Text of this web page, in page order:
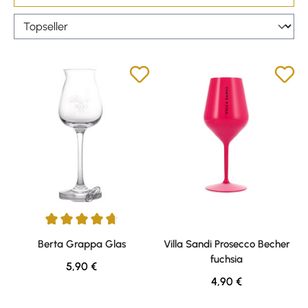
Durchschnittliche Bewertung von 4.75 von 5 Sternen
Berta Grappa Glas
Regulärer Preis:
5,90 €
Villa Sandi Prosecco Becher
fuchsia
Regulärer Preis:
4,90 €